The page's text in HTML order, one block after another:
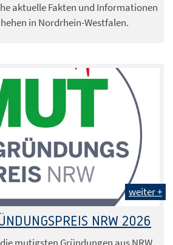
aktuelle Fakten und Informationen
in Nordrhein-Westfalen.
weiter +
NRW 2026